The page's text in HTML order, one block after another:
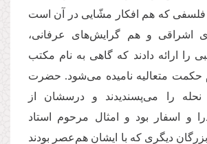
فلسفی که هم افکار مشّایی در آن است
اشراقی و هم گرایش‌های عرفانی،
را ارائه دادند که گاهی به نام مکتب
حکمت متعالیه نامیده می‌شود. حضرت
را می‌پسندیدند و درسشان از
و اسفار بود و امثال مرحوم استاد
دیگری که با ایشان هم‌عصر بودند